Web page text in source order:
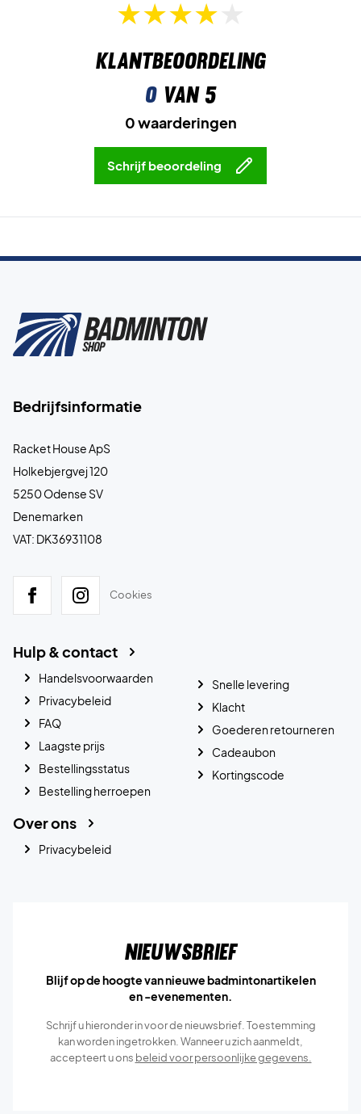
Klantbeoordeling
0van 5
0 waarderingen
Schrijf beoordeling
Bedrijfsinformatie
Racket House ApS
Holkebjergvej 120
5250 Odense SV
Denemarken
VAT: DK36931108
Cookies
Hulp & contact
Handelsvoorwaarden
Privacybeleid
FAQ
Laagste prijs
Bestellingsstatus
Bestelling herroepen
Snelle levering
Klacht
Goederen retourneren
Cadeaubon
Kortingscode
Over ons
Privacybeleid
Nieuwsbrief
Blijf op de hoogte van nieuwe badmintonartikelen
en -evenementen.
Schrijf u hieronder in voor de nieuwsbrief. Toestemming
kan worden ingetrokken. Wanneer u zich aanmeldt,
accepteert u ons beleid voor persoonlijke gegevens.